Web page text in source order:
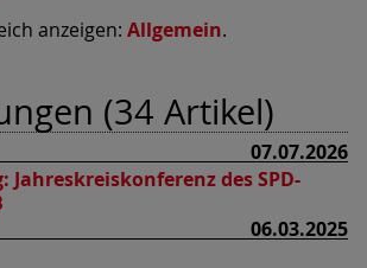
anzeigen: Allgemein.
(34 Artikel)
07.07.2026
Jahreskreiskonferenz des SPD-
06.03.2025